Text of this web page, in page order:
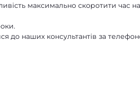
максимально скоротити час на
до наших консультантів за